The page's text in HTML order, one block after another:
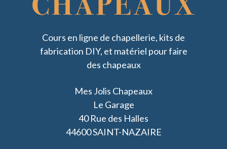
Cours en ligne de chapellerie, kits de
fabrication DIY, et matériel pour faire
des chapeaux
Mes Jolis Chapeaux
Le Garage
40 Rue des Halles
44600 SAINT-NAZAIRE